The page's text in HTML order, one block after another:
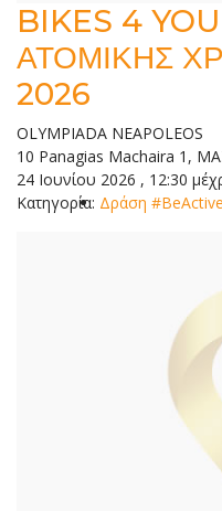
BIKES 4
ΑΤΟΜΙΚΗΣ
2026
OLYMPIADA NEAPOLEOS
10 Panagias Machaira 1,
24 Ιουνίου 2026 , 12:30
Κατηγορία: Δράση